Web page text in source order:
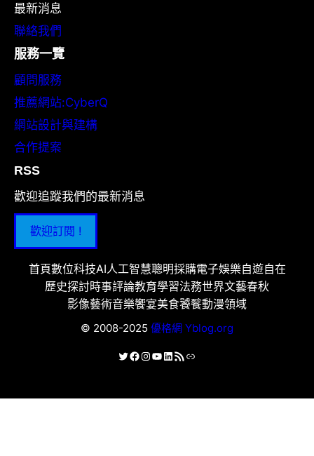
最新消息
聯絡我們
服務一覽
顧問服務
推薦網站:CyberQ
網站設計與建構
合作提案
RSS
歡迎追蹤我們的最新消息
歡迎訂閱 !
首頁數位科技AI人工智慧聰明採購電子娛樂自遊自在
歷史探討時事評論教育學習法務世界文藝春秋
影像藝術音樂饗宴美食饕餮動漫領域
© 2008-2025 優格網 Yblog.org
X Facebook
Instagram
YouTube
LinkedIn
RSS 資訊提供連結